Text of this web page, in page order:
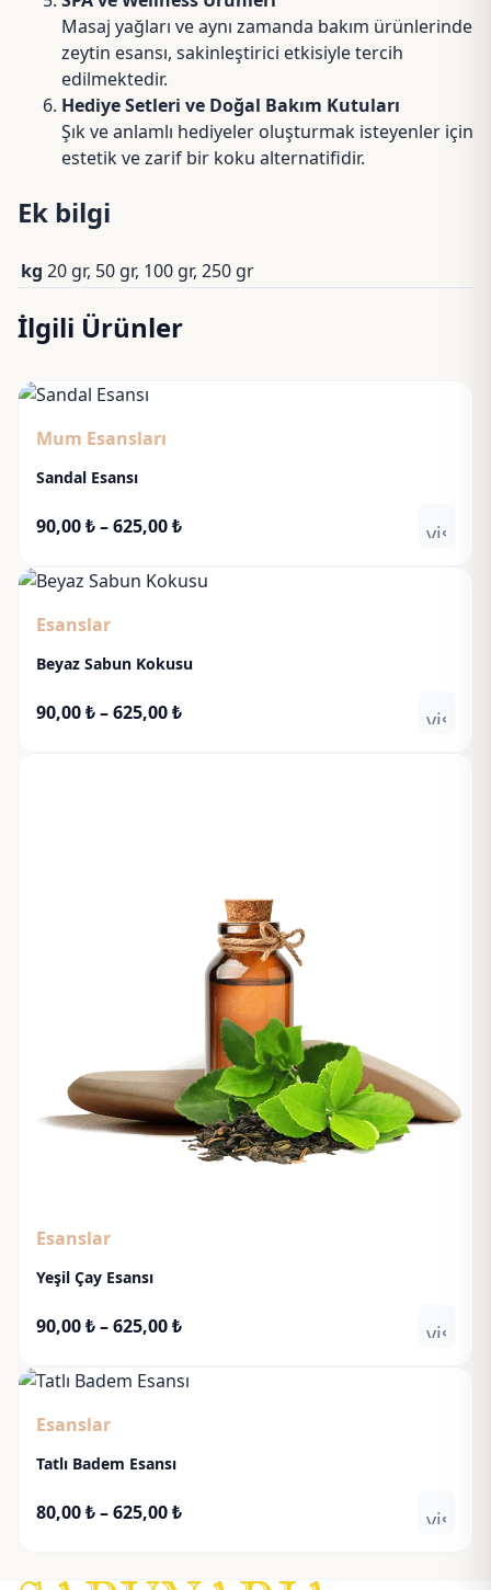
Masaj yağları ve aynı zamanda bakım ürünlerinde
zeytin esansı, sakinleştirici etkisiyle tercih
edilmektedir.
Hediye Setleri ve Doğal Bakım Kutuları
Şık ve anlamlı hediyeler oluşturmak isteyenler için
estetik ve zarif bir koku alternatifidir.
Ek bilgi
kg 20 gr, 50 gr, 100 gr, 250 gr
İlgili Ürünler
Mum Esansları
Sandal Esansı
90,00₺–625,00₺Fiyat
90,00 ₺
Esanslar
Beyaz Sabun Kokusu
90,00₺–625,00₺Fiyat
Esanslar
Yeşil Çay Esansı
90,00₺–625,00₺Fiyat
90,00 ₺
Esanslar
Tatlı Badem Esansı
80,00₺–625,00₺Fiyat